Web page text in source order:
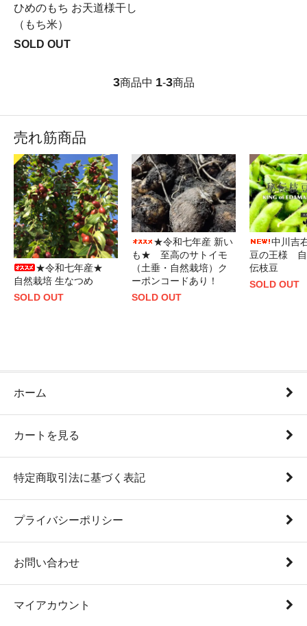
ひめのもち お天道様干し
（もち米）
SOLD OUT
3商品中 1-3商品
売れ筋商品
★令和七年産★
自然栽培 生なつめ
SOLD OUT
★令和七年産 新い
も★ 至高のサトイモ
（土垂・自然栽培）ク
ーポンコードあり！
SOLD OUT
中川吉
豆の王様 自
伝枝豆
SOLD OUT
ホーム
カートを見る
特定商取引法に基づく表記
プライバシーポリシー
お問い合わせ
マイアカウント